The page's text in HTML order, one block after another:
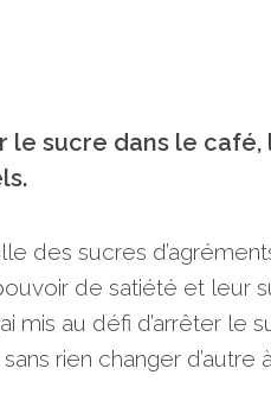
le sucre dans le
des sucres
de satiété et leur
mis au défi d’arrêter
rien changer d’autre